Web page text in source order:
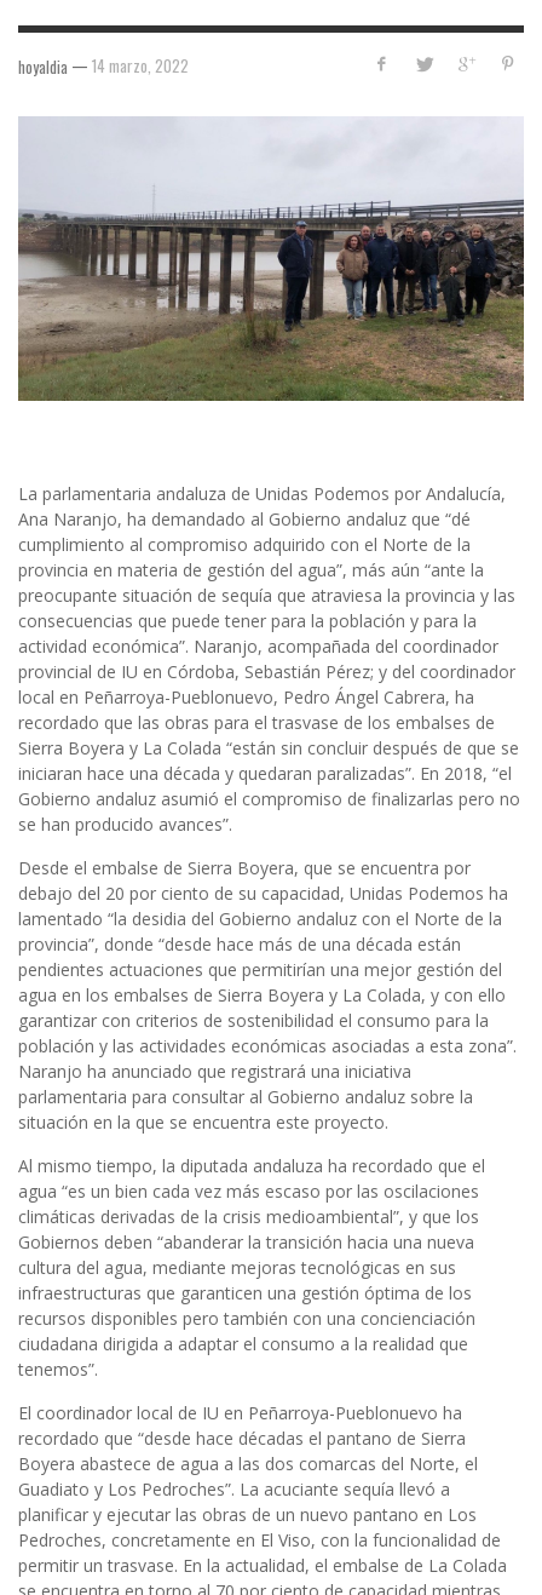
hoyaldia — 14 marzo, 2022
La parlamentaria andaluza de Unidas Podemos por Andalucía,
Ana Naranjo, ha demandado al Gobierno andaluz que “dé
cumplimiento al compromiso adquirido con el Norte de la
provincia en materia de gestión del agua”, más aún “ante la
preocupante situación de sequía que atraviesa la provincia y las
consecuencias que puede tener para la población y para la
actividad económica”. Naranjo, acompañada del coordinador
provincial de IU en Córdoba, Sebastián Pérez; y del coordinador
local en Peñarroya-Pueblonuevo, Pedro Ángel Cabrera, ha
recordado que las obras para el trasvase de los embalses de
Sierra Boyera y La Colada “están sin concluir después de que se
iniciaran hace una década y quedaran paralizadas”. En 2018, “el
Gobierno andaluz asumió el compromiso de finalizarlas pero no
se han producido avances”.
Desde el embalse de Sierra Boyera, que se encuentra por
debajo del 20 por ciento de su capacidad, Unidas Podemos ha
lamentado “la desidia del Gobierno andaluz con el Norte de la
provincia”, donde “desde hace más de una década están
pendientes actuaciones que permitirían una mejor gestión del
agua en los embalses de Sierra Boyera y La Colada, y con ello
garantizar con criterios de sostenibilidad el consumo para la
población y las actividades económicas asociadas a esta zona”.
Naranjo ha anunciado que registrará una iniciativa
parlamentaria para consultar al Gobierno andaluz sobre la
situación en la que se encuentra este proyecto.
Al mismo tiempo, la diputada andaluza ha recordado que el
agua “es un bien cada vez más escaso por las oscilaciones
climáticas derivadas de la crisis medioambiental”, y que los
Gobiernos deben “abanderar la transición hacia una nueva
cultura del agua, mediante mejoras tecnológicas en sus
infraestructuras que garanticen una gestión óptima de los
recursos disponibles pero también con una concienciación
ciudadana dirigida a adaptar el consumo a la realidad que
tenemos”.
El coordinador local de IU en Peñarroya-Pueblonuevo ha
recordado que “desde hace décadas el pantano de Sierra
Boyera abastece de agua a las dos comarcas del Norte, el
Guadiato y Los Pedroches”. La acuciante sequía llevó a
planificar y ejecutar las obras de un nuevo pantano en Los
Pedroches, concretamente en El Viso, con la funcionalidad de
permitir un trasvase. En la actualidad, el embalse de La Colada